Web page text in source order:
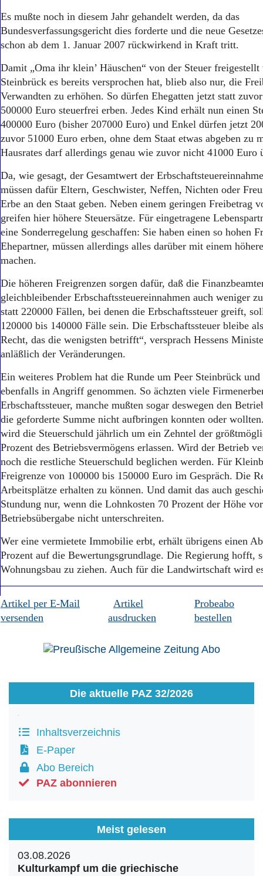
Es mußte noch in diesem Jahr gehandelt werden, da das
Bundesverfassungsgericht dies forderte und die neue
schon ab dem 1. Januar 2007 rückwirkend in Kraft tritt.
Damit „Oma ihr klein’ Häuschen“ von der Steuer
Steinbrück es bereits versprochen hat, blieb also nur, die
Verwandten zu erhöhen. So dürfen Ehegatten jetzt statt
500000 Euro steuerfrei erben. Jedes Kind erhält nun einen
400000 Euro (bisher 207000 Euro) und Enkel dürfen jetzt
zuvor 51000 Euro erben, ohne dem Staat etwas abgeben zu
Hausrates darf allerdings genau wie zuvor nicht 41000 Euro
Da, wie gesagt, der Gesamtwert der
müssen dafür Eltern, Geschwister, Neffen, Nichten oder
Erbe an den Staat geben. Neben einem geringen Freibetrag
greifen hier höhere Steuersätze. Für eingetragene
eine Sonderregelung geschaffen: Sie haben einen so hohen
Ehepartner, müssen allerdings alles darüber mit einem
machen.
Die höheren Freigrenzen sorgen dafür, daß die
gleichbleibender Erbschaftssteuereinnahmen auch weniger
statt 220000 Fällen, bei denen die Erbschaftssteuer greift,
120000 bis 140000 Fälle sein. Die Erbschaftssteuer bleibe
Recht, das die wenigsten betrifft“, versprach Hessens
anläßlich der Veränderungen.
Ein weiteres Problem hat die Runde um Peer Steinbrück
ebenfalls in Angriff genommen. So ächzten viele
Erbschaftssteuer, manche mußten sogar deswegen den
die geforderte Summe nicht aufbringen konnten oder
wird die Steuerschuld jährlich um ein Zehntel der
Prozent des Betriebsvermögens erlassen. Wird der Betrieb
noch die restliche Steuerschuld beglichen werden. Für
Freigrenze von 100000 bis 150000 Euro im Gespräch. Die
Arbeitsplätze erhalten zu können. Und damit das auch
Stundung nur, wenn die Lohnkosten 70 Prozent der Höhe
Betriebsübergabe nicht unterschreiten.
Wer eine vermietete Immobilie erbt, erhält übrigens einen
Prozent auf die Bewertungsgrundlage. Die Regierung hofft,
Wohnungsbau zu ziehen. Auch für die Landwirtschaft wird
Artikel per E-Mail
versenden
Artikel
ausdrucken
Probeabo
bestellen
Die aktuelle PAZ 32/2026
Inhaltsverzeichnis
E-Paper
Abo Bereich
PAZ abonnieren
Meist gelesen
03.08.2026
Kulturkampf um die griechische